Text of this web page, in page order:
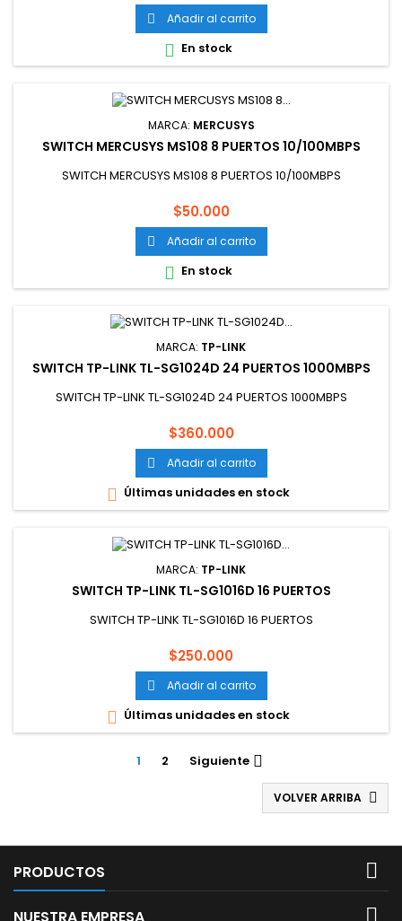
 Añadir al carrito
 En stock
MARCA: MERCUSYS
SWITCH MERCUSYS MS108 8 PUERTOS 10/100MBPS
SWITCH MERCUSYS MS108 8 PUERTOS 10/100MBPS
Precio
$50.000
 Añadir al carrito
 En stock
MARCA: TP-LINK
SWITCH TP-LINK TL-SG1024D 24 PUERTOS 1000MBPS
SWITCH TP-LINK TL-SG1024D 24 PUERTOS 1000MBPS
Precio
$360.000
 Añadir al carrito
 Últimas unidades en stock
MARCA: TP-LINK
SWITCH TP-LINK TL-SG1016D 16 PUERTOS
SWITCH TP-LINK TL-SG1016D 16 PUERTOS
Precio
$250.000
 Añadir al carrito
 Últimas unidades en stock
1 2 Siguiente 
VOLVER ARRIBA 
PRODUCTOS 
NUESTRA EMPRESA 